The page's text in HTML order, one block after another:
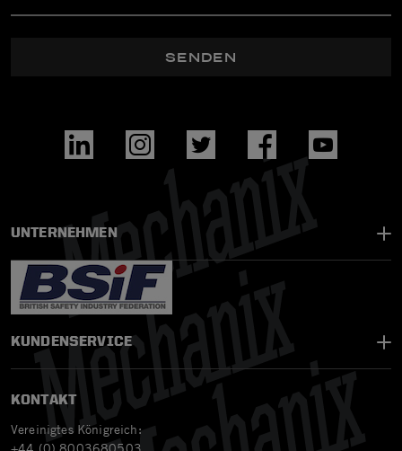
SENDEN
UNTERNEHMEN
KUNDENSERVICE
KONTAKT
Vereinigtes Königreich:
+44 (0) 8003680503